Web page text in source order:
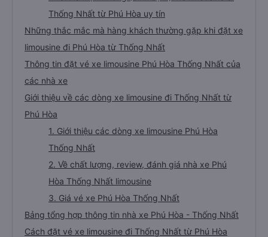
Thống Nhất từ Phú Hòa uy tín
Những thắc mắc mà hàng khách thường gặp khi đặt xe
limousine đi Phú Hòa từ Thống Nhất
Thông tin đặt vé xe limousine Phú Hòa Thống Nhất của
các nhà xe
Giới thiệu về các dòng xe limousine đi Thống Nhất từ
Phú Hòa
1. Giới thiệu các dòng xe limousine Phú Hòa
Thống Nhất
2. Về chất lượng, review, đánh giá nhà xe Phú
Hòa Thống Nhất limousine
3. Giá vé xe Phú Hòa Thống Nhất
Bảng tổng hợp thông tin nhà xe Phú Hòa - Thống Nhất
Cách đặt vé xe limousine đi Thống Nhất từ Phú Hòa